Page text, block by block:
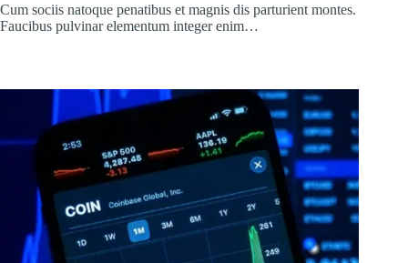
Cum sociis natoque penatibus et magnis dis parturient montes.
Faucibus pulvinar elementum integer enim…